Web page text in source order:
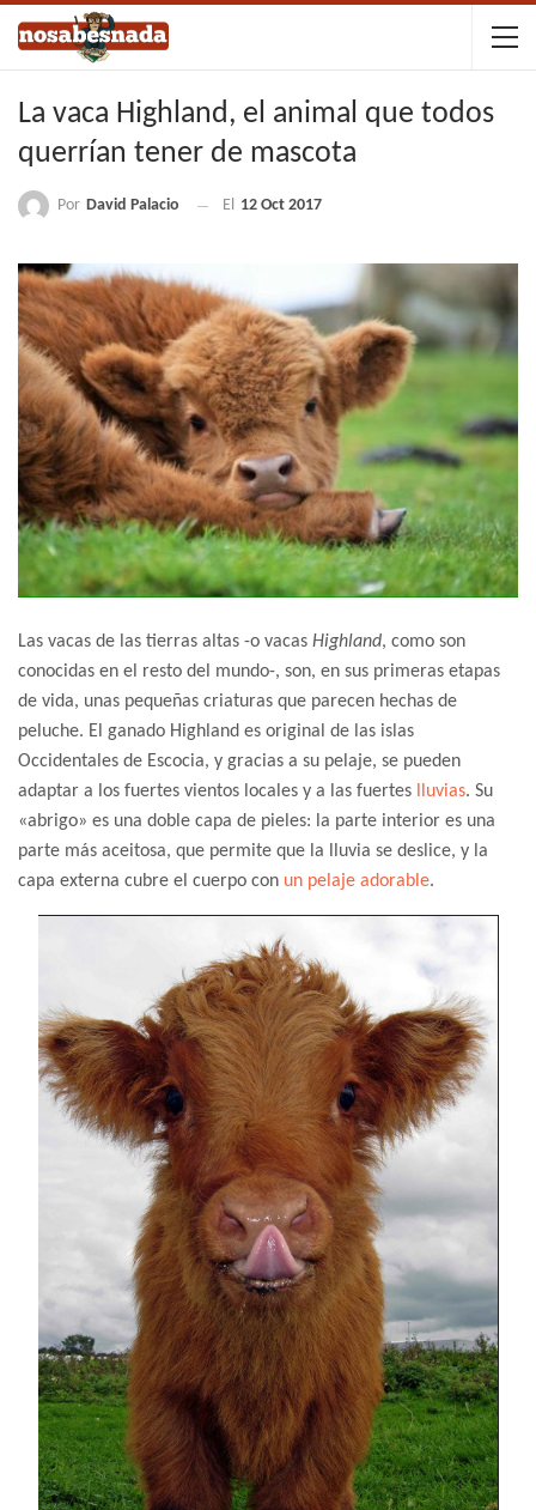
La vaca Highland, el animal que todos
querrían tener de mascota
Por David Palacio El 12 Oct 2017
Las vacas de las tierras altas -o vacas Highland, como son
conocidas en el resto del mundo-, son, en sus primeras etapas
de vida, unas pequeñas criaturas que parecen hechas de
peluche. El ganado Highland es original de las islas
Occidentales de Escocia, y gracias a su pelaje, se pueden
adaptar a los fuertes vientos locales y a las fuertes
lluvias. Su
«abrigo» es una doble capa de pieles: la parte interior es una
parte más aceitosa, que permite que la lluvia se deslice, y la
capa externa cubre el cuerpo con un pelaje adorable.